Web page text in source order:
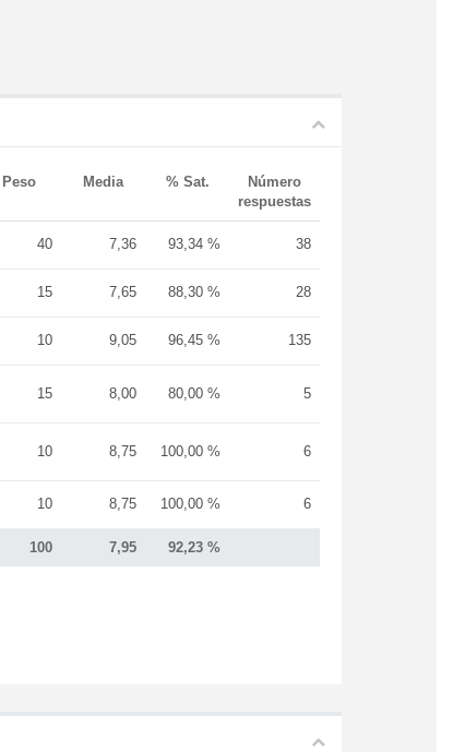
Peso Media % Sat.
Número
respuestas
100 7,95 92,23 %
40 7,36 93,34 % 38
15 7,65 88,30 % 28
10 9,05 96,45 % 135
15 8,00 80,00 % 5
10 8,75 100,00 % 6
10 8,75 100,00 % 6